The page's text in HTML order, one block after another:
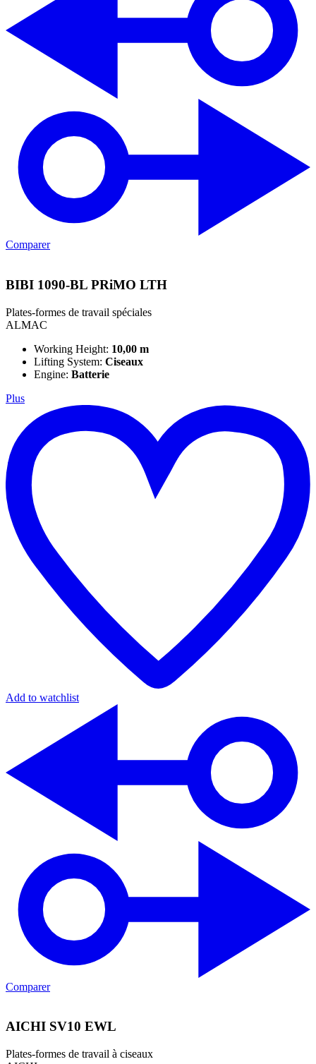
Comparer
BIBI 1090-BL PRiMO LTH
Plates-formes de travail spéciales
ALMAC
Working Height: 10,00 m
Lifting System: Ciseaux
Engine: Batterie
Plus
Add to watchlist
Comparer
AICHI SV10 EWL
Plates-formes de travail à ciseaux